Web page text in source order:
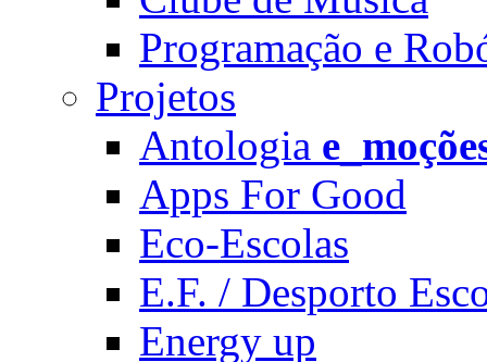
Programação e
Projetos
Antologia
Apps For Good
Eco-Escolas
E.F. / Desporto
Energy up